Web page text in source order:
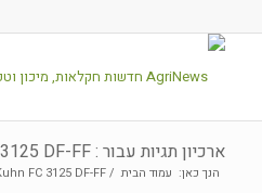
ארכיון תגיות עבור : Kuhn FC 3125 DF-FF
הנך כאן: עמוד הבית /
FC 3125 DF-FF